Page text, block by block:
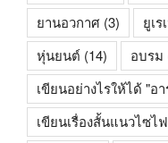
ยานอวกาศ (3) ยูเร
หุ่นยนต์ (14) อบรม
เขียนอย่างไรให้ได้ "อ
เขียนเรื่องสั้นแนวไซไฟ